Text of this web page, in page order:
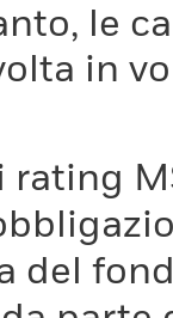
le
in
rating
del